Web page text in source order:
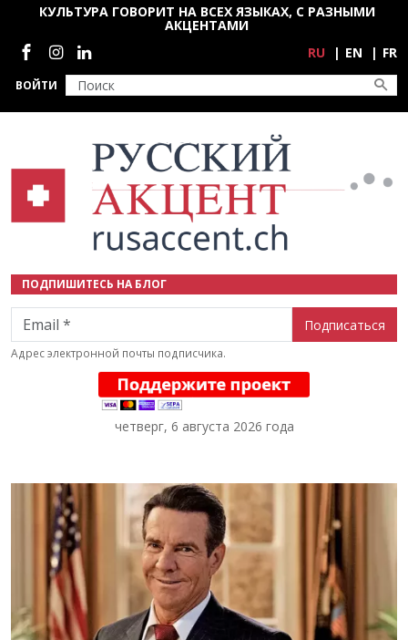
Перейти к основному содержанию
ВОЙТИ
КУЛЬТУРА ГОВОРИТ НА ВСЕХ ЯЗЫКАХ, С РАЗНЫМИ
АКЦЕНТАМИ
Социальные сети
RU EN FR
ПОДПИШИТЕСЬ НА БЛОГ
Email
Адрес электронной почты подписчика.
четверг, 6 августа 2026 года